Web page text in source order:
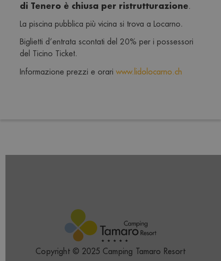
di Tenero è chiusa per ristrutturazione.
La piscina pubblica più vicina si trova a Locarno.
Biglietti d’entrata scontati del 20% per i possessori
del Ticino Ticket.
Informazione prezzi e orari www.lidolocarno.ch
Copyright © 2025 Camping Tamaro Resort